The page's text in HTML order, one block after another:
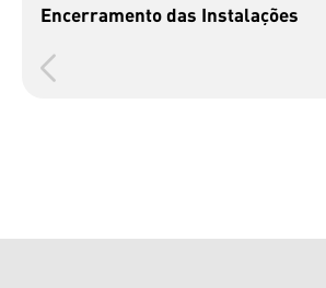
Encerramento das Instalações